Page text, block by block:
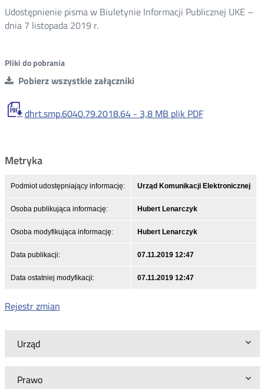
Urząd
Prawo
Udostępnienie pisma w Biuletynie Informacji Publicznej UKE –
dnia 7 listopada 2019 r.
Pliki do pobrania
Pobierz wszystkie załączniki
dhrt.smp.6040.79.2018.64 - 3,8 MB plik PDF
Metryka
Podmiot udostępniający informację: Urząd Komunikacji Elektronicznej
Osoba publikująca informację: Hubert Lenarczyk
Osoba modyfikująca informację: Hubert Lenarczyk
Data publikacji: 07.11.2019 12:47
Data ostatniej modyfikacji: 07.11.2019 12:47
Rejestr zmian